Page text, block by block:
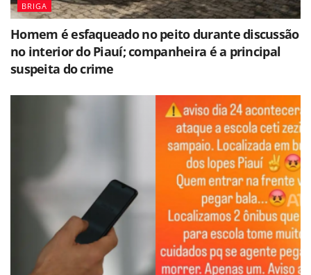
BRIGA
Homem é esfaqueado no peito durante discussão
no interior do Piauí; companheira é a principal
suspeita do crime